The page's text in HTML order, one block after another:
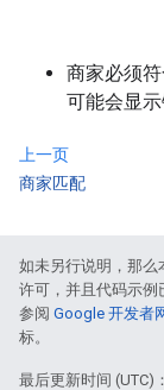
商家必须
可能会显示
上一页
商家匹配
如未另行说明，那么
许可，并且代码示例
参阅 Google 开发者
标。
最后更新时间 (UTC)